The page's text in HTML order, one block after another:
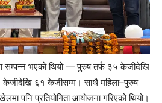
सम्पन्न भएको थियो — पुरुष तर्फ ३५ केजीदेखि
केजीदेखि ६१ केजीसम्म। साथै महिला–पुरुष
पनि प्रतियोगिता आयोजना गरिएको थियो।